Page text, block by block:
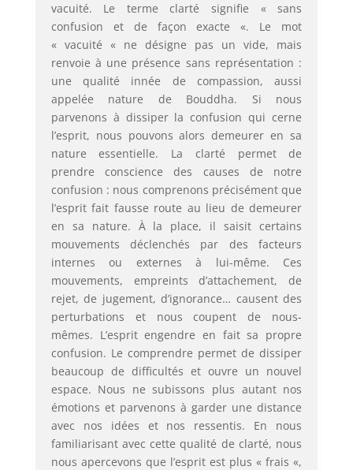
vacuité. Le terme clarté signifie « sans
confusion et de façon exacte «. Le mot
« vacuité « ne désigne pas un vide, mais
renvoie à une présence sans représentation :
une qualité innée de compassion, aussi
appelée nature de Bouddha. Si nous
parvenons à dissiper la confusion qui cerne
l’esprit, nous pouvons alors demeurer en sa
nature essentielle. La clarté permet de
prendre conscience des causes de notre
confusion : nous comprenons précisément que
l’esprit fait fausse route au lieu de demeurer
en sa nature. À la place, il saisit certains
mouvements déclenchés par des facteurs
internes ou externes à lui-même. Ces
mouvements, empreints d’attachement, de
rejet, de jugement, d’ignorance… causent des
perturbations et nous coupent de nous-
mêmes. L’esprit engendre en fait sa propre
confusion. Le comprendre permet de dissiper
beaucoup de difficultés et ouvre un nouvel
espace. Nous ne subissons plus autant nos
émotions et parvenons à garder une distance
avec nos idées et nos ressentis. En nous
familiarisant avec cette qualité de clarté, nous
nous apercevons que l’esprit est plus « frais «,